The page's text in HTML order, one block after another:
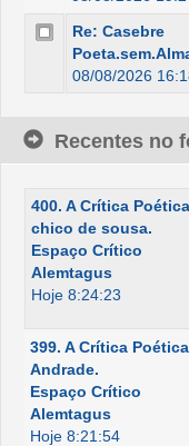
Re: Casebre
08/08/2026
Recentes no
400. A Crítica
chico de sousa.
Espaço Crítico
Alemtagus
Hoje 8:24:23
399. A Crítica
Andrade.
Espaço Crítico
Alemtagus
Hoje 8:21:54